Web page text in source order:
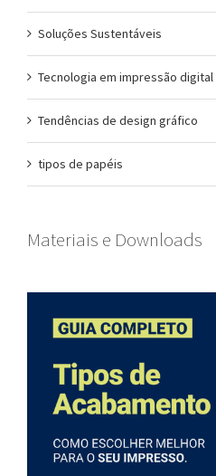
Soluções Sustentáveis
Tecnologia em impressão digital
Tendências de design gráfico
tipos de papéis
Materiais e Downloads